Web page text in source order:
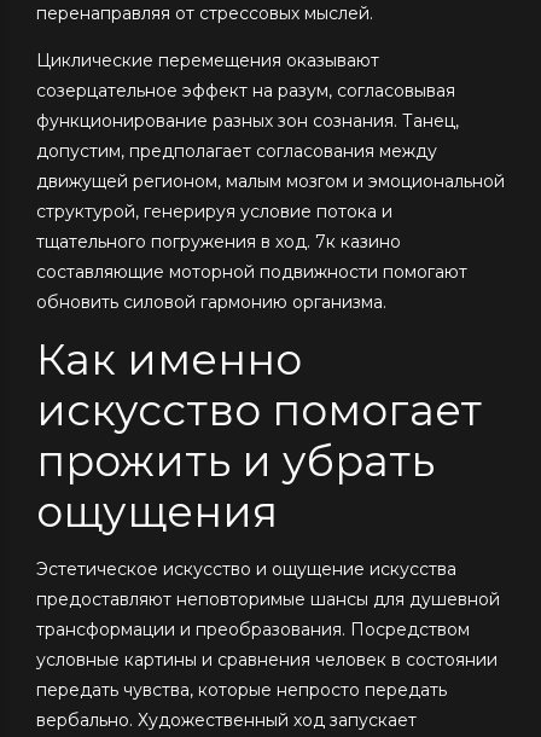
перенаправляя от стрессовых мыслей.
Циклические перемещения оказывают
созерцательное эффект на разум, согласовывая
функционирование разных зон сознания. Танец,
допустим, предполагает согласования между
движущей регионом, малым мозгом и эмоциональной
структурой, генерируя условие потока и
тщательного погружения в ход. 7к казино
составляющие моторной подвижности помогают
обновить силовой гармонию организма.
Как именно
искусство помогает
прожить и убрать
ощущения
Эстетическое искусство и ощущение искусства
предоставляют неповторимые шансы для душевной
трансформации и преобразования. Посредством
условные картины и сравнения человек в состоянии
передать чувства, которые непросто передать
вербально. Художественный ход запускает